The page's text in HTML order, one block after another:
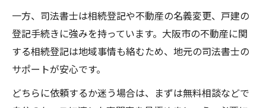
一方、司法書士は相続登記や不動産の名義変更、戸建の
登記手続きに強みを持っています。大阪市の不動産に関
する相続登記は地域事情も絡むため、地元の司法書士の
サポートが安心です。
どちらに依頼するか迷う場合は、まずは無料相談などで